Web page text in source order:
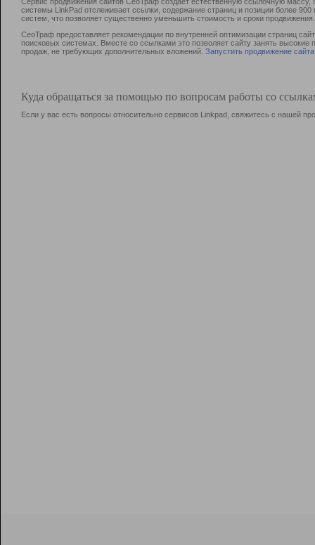
Сервис продвижения сайтов СеоТраф создает естественную ссылочную
системы LinkPad отслеживает ссылки, содержание страниц и позиции более
систем, что позволяет существенно уменьшить стоимость и сроки продвижения.
СеоТраф предоставляет рекомендации по внутренней оптимизации страниц
поисковых системах. Вместе со ссылками это позволяет сайту занять
продаж, не требующих дополнительных вложений. Запустить продвижение сайта
Куда обращаться за помощью по вопросам работы со
Если у вас есть вопросы относительно сервисов Linkpad, свяжитесь с нашей